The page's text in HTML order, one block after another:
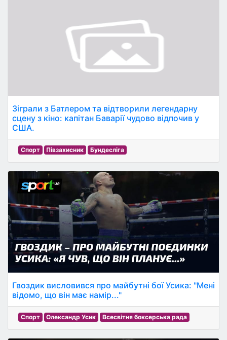
Зіграли з Батлером та відтворили легендарну
сцену з кіно: капітан Баварії чудово відпочив у
США.
Спорт Півзахисник Бундесліга
Гвоздик висловився про майбутні бої Усика: "Мені
відомо, що він має намір..."
Спорт Олександр Усик Всесвітня боксерська рада